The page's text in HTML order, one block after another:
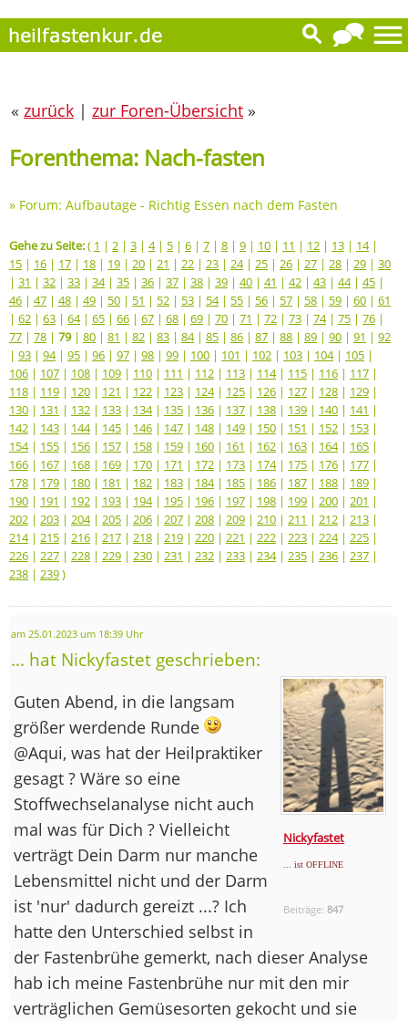
« zurück | zur Foren-Übersicht »
Forenthema: Nach-fasten
» Forum: Aufbautage - Richtig Essen nach dem Fasten
Gehe zu Seite:( 1 | 2 | 3 | 4| 5 | 6 | 7 | 8 | 9 | 10 | 11 | 12 | 13 | 14|
15 | 16 | 17 | 18 | 19 | 20 | 21 | 22 | 23 | 24| 25 | 26 | 27 | 28 | 29 | 30
| 31 | 32 | 33 | 34| 35 | 36 | 37 | 38 | 39 | 40 | 41 | 42 | 43 | 44| 45 |
46 | 47 | 48 | 49 | 50 | 51 | 52 | 53 | 54| 55 | 56 | 57 | 58 | 59 | 60 | 61
| 62 | 63 | 64| 65 | 66 | 67 | 68 | 69 | 70 | 71 | 72 | 73 | 74| 75 | 76 |
77 | 78 | 79| 80 | 81 | 82 | 83 | 84| 85 | 86 | 87 | 88 | 89 | 90 | 91 | 92
| 93 | 94| 95 | 96 | 97 | 98 | 99 | 100 | 101 | 102 | 103 | 104| 105 |
106 | 107 | 108 | 109 | 110 | 111 | 112 | 113 | 114| 115 | 116 | 117 |
118 | 119 | 120 | 121 | 122 | 123 | 124| 125 | 126 | 127 | 128 | 129 |
130 | 131 | 132 | 133 | 134| 135 | 136 | 137 | 138 | 139 | 140 | 141 |
142 | 143 | 144| 145 | 146 | 147 | 148 | 149 | 150 | 151 | 152 | 153 |
154| 155 | 156 | 157 | 158 | 159 | 160 | 161 | 162 | 163 | 164| 165 |
166 | 167 | 168 | 169 | 170 | 171 | 172 | 173 | 174| 175 | 176 | 177 |
178 | 179 | 180 | 181 | 182 | 183 | 184| 185 | 186 | 187 | 188 | 189 |
190 | 191 | 192 | 193 | 194| 195 | 196 | 197 | 198 | 199 | 200 | 201 |
202 | 203 | 204| 205 | 206 | 207 | 208 | 209 | 210 | 211 | 212 | 213 |
214| 215 | 216 | 217 | 218 | 219 | 220 | 221 | 222 | 223 | 224| 225 |
226 | 227 | 228 | 229 | 230 | 231 | 232 | 233 | 234| 235 | 236 | 237 |
238 | 239)
am 25.01.2023 um 18:39 Uhr
... hat Nickyfastet geschrieben:
Nickyfastet
... ist OFFLINE
Beiträge:847
Guten Abend, in die langsam
größer werdende Runde
@Aqui, was hat der Heilpraktiker
gesagt ? Wäre so eine
Stoffwechselanalyse nicht auch
mal was für Dich ? Vielleicht
verträgt Dein Darm nur manche
Lebensmittel nicht und der Darm
ist 'nur' dadurch gereizt ...? Ich
hatte den Unterschied selbst in
der Fastenbrühe gemerkt, nach dieser Analyse
hab ich meine Fastenbrühe nur mit den mir
verträglichen Gemüsesorten gekocht und sie